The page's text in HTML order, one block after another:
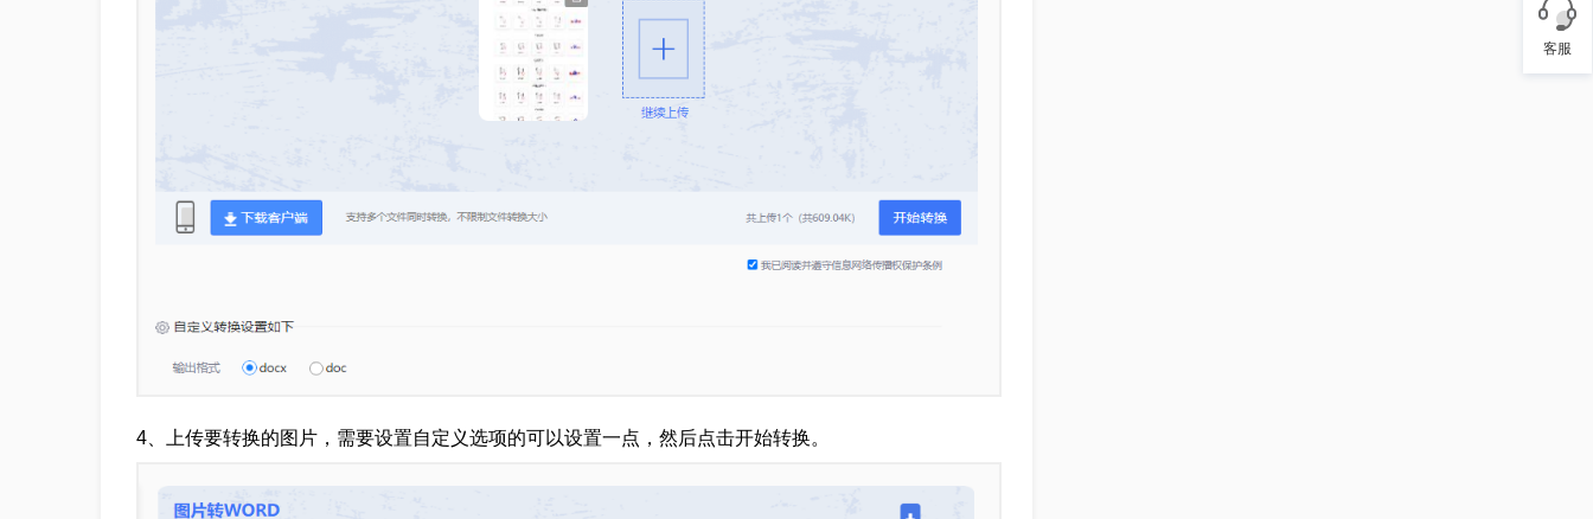
4、上传要转换的图片，需要设置自定义选项的可以设置一点，然后点击开始转换。
客服